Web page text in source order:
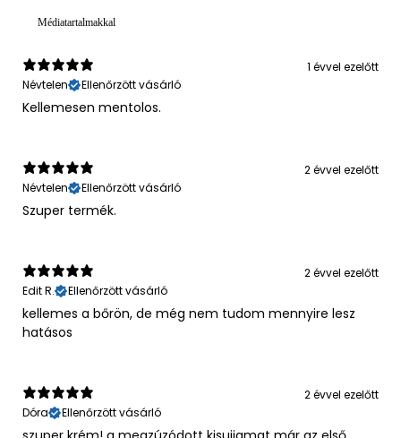
Médiatartalmakkal
1 évvel ezelőtt
Névtelen
Ellenőrzött vásárló
Kellemesen mentolos.
2 évvel ezelőtt
Névtelen
Ellenőrzött vásárló
Szuper termék.
2 évvel ezelőtt
Edit R.
Ellenőrzött vásárló
kellemes a bőrön, de még nem tudom mennyire lesz
hatásos
2 évvel ezelőtt
Dóra
Ellenőrzött vásárló